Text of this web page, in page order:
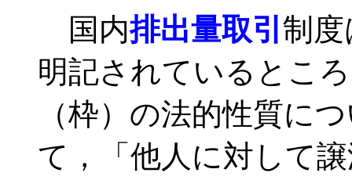
国内排出量取引 制度
明記されているとこ
（枠）の法的性質に
て，「他人に対して